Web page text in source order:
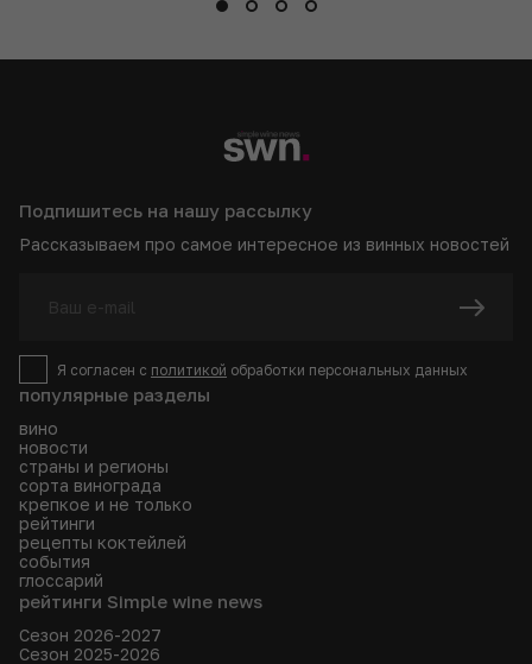
популярные разделы
вино
новости
страны и регионы
сорта винограда
крепкое и не только
рейтинги
рецепты коктейлей
события
глоссарий
рейтинги Simple wine news
Сезон 2026-2027
Сезон 2025-2026
Подпишитесь на нашу рассылку
Рассказываем про самое интересное из винных новостей
Я согласен с политикой обработки персональных данных